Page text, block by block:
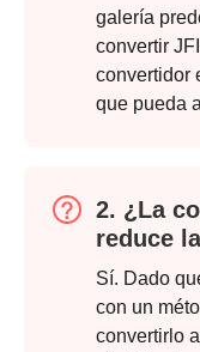
galería
convertir
convertidor
que pueda
2. ¿La
reduce
Sí. Dado
con un
convertirlo